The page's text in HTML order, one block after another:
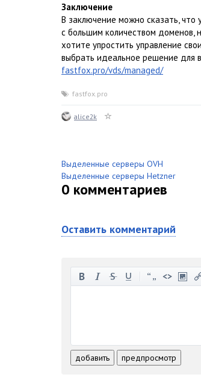
Заключение
В заключение можно сказать, что
с большим количеством доменов,
хотите упростить управление
выбрать идеальное решение для
fastfox.pro/vds/managed/
fastfox.pro
alice2k
Выделенные серверы OVH
Выделенные серверы Hetzner
0 комментариев
Оставить комментарий
-
-
добавить предпросмотр